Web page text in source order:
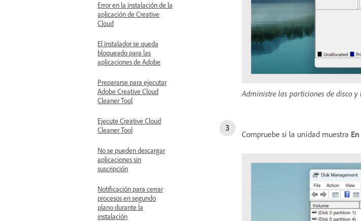
Error en la instalación de la
aplicación de Creative
Cloud
El instalador se queda
bloqueado para las
aplicaciones de Adobe
Prepararse para ejecutar
Adobe Creative Cloud
Cleaner Tool
Ejecute Creative Cloud
Cleaner Tool
No se pueden descargar
aplicaciones sin
suscripción
Notificación para cerrar
procesos en segundo
plano durante la
instalación
Administre las particiones de disco
Compruebe si la unidad muestra